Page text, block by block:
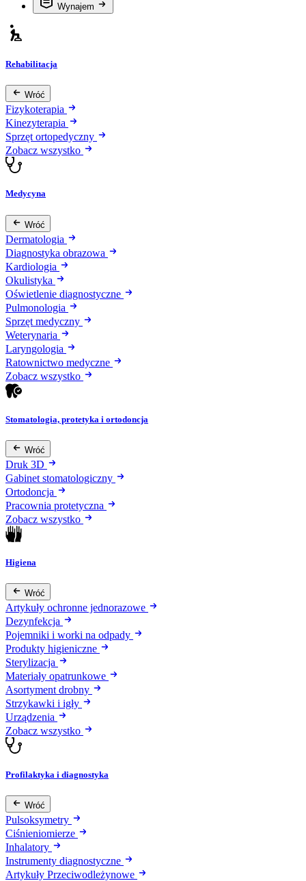
Wynajem
Rehabilitacja
Wróć
Fizykoterapia
Kinezyterapia
Sprzęt ortopedyczny
Zobacz wszystko
Medycyna
Wróć
Dermatologia
Diagnostyka obrazowa
Kardiologia
Okulistyka
Oświetlenie diagnostyczne
Pulmonologia
Sprzęt medyczny
Weterynaria
Laryngologia
Ratownictwo medyczne
Zobacz wszystko
Stomatologia, protetyka i ortodoncja
Wróć
Druk 3D
Gabinet stomatologiczny
Ortodoncja
Pracownia protetyczna
Zobacz wszystko
Higiena
Wróć
Artykuły ochronne jednorazowe
Dezynfekcja
Pojemniki i worki na odpady
Produkty higieniczne
Sterylizacja
Materiały opatrunkowe
Asortyment drobny
Strzykawki i igły
Urządzenia
Zobacz wszystko
Profilaktyka i diagnostyka
Wróć
Pulsoksymetry
Ciśnieniomierze
Inhalatory
Instrumenty diagnostyczne
Artykuły Przeciwodleżynowe